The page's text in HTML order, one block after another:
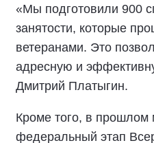
«Мы подготовили 900
занятости, которые
ветеранами. Это
адресную и
Дмитрий Платыгин.
Кроме того, в прошлом
федеральный этап